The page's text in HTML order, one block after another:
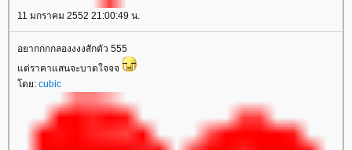
11 มกราคม 2552 21:00:49 น.
อยากกกกลองงงงสักตัว 555
ต่ราคาแสนจะบาดใจจจ
ดย: cubic